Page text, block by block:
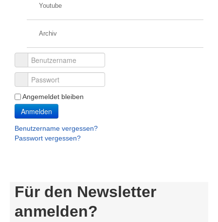
Youtube
Archiv
Benutzername
Passwort
Angemeldet bleiben
Anmelden
Benutzername vergessen?
Passwort vergessen?
Für den Newsletter
anmelden?